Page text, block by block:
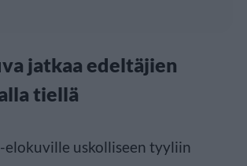
jatkaa edeltäjien
tiellä
elokuville uskolliseen tyyliin